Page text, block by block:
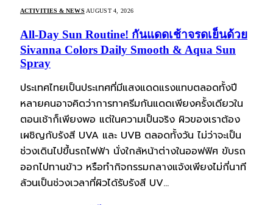
ACTIVITIES & NEWS AUGUST 4, 2026
All-Day Sun Routine! กันแดดเช้าจรดเย็นด้วย
Sivanna Colors Daily Smooth & Aqua Sun
Spray
ประเทศไทยเป็นประเทศที่มีแสงแดดแรงแทบตลอดทั้งปี
หลายคนอาจคิดว่าการทาครีมกันแดดเพียงครั้งเดียวใน
ตอนเช้าก็เพียงพอ แต่ในความเป็นจริง ผิวของเราต้อง
เผชิญกับรังสี UVA และ UVB ตลอดทั้งวัน ไม่ว่าจะเป็น
ช่วงเดินไปขึ้นรถไฟฟ้า นั่งใกล้หน้าต่างในออฟฟิศ ขับรถ
ออกไปทานข้าว หรือทำกิจกรรมกลางแจ้งเพียงไม่กี่นาที
ล้วนเป็นช่วงเวลาที่ผิวได้รับรังสี UV…